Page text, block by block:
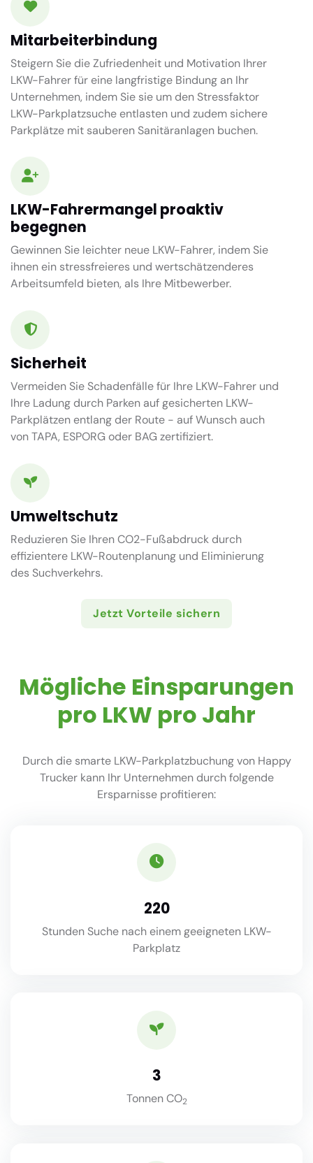
Mitarbeiterbindung
Steigern Sie die Zufriedenheit und Motivation Ihrer
LKW-Fahrer für eine langfristige Bindung an Ihr
Unternehmen, indem Sie sie um den Stressfaktor
LKW-Parkplatzsuche entlasten und zudem sichere
Parkplätze mit sauberen Sanitäranlagen buchen.
LKW-Fahrermangel proaktiv
begegnen
Gewinnen Sie leichter neue LKW-Fahrer, indem Sie
ihnen ein stressfreieres und wertschätzenderes
Arbeitsumfeld bieten, als Ihre Mitbewerber.
Sicherheit
Vermeiden Sie Schadenfälle für Ihre LKW-Fahrer und
Ihre Ladung durch Parken auf gesicherten LKW-
Parkplätzen entlang der Route - auf Wunsch auch
von TAPA, ESPORG oder BAG zertifiziert.
Umweltschutz
Reduzieren Sie Ihren CO2-Fußabdruck durch
effizientere LKW-Routenplanung und Eliminierung
des Suchverkehrs.
Jetzt Vorteile sichern
Mögliche Einsparungen
pro LKW pro Jahr
Durch die smarte LKW-Parkplatzbuchung von Happy
Trucker kann Ihr Unternehmen durch folgende
Ersparnisse profitieren:
220
Stunden Suche nach einem geeigneten LKW-
Parkplatz
3
Tonnen CO2